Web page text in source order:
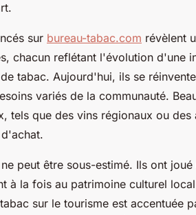
sur bureau-tabac.com révèlent
chacun reflétant l'évolution d'une
tabac. Aujourd'hui, ils se
variés de la communauté.
tels que des vins régionaux ou des
peut être sous-estimé. Ils ont joué
à la fois au patrimoine culturel
sur le tourisme est accentuée